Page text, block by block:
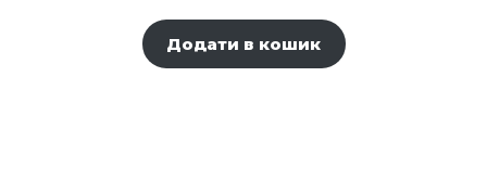
Додати в кошик